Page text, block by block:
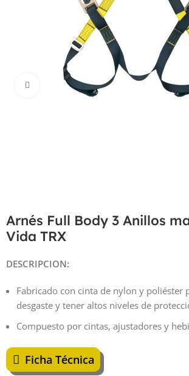
Haga Click para agrandar
Arnés Full Body 3 Anillos
Vida TRX
DESCRIPCION:
Fabricado con cinta de nylon y poliéster
desgaste y tener altos niveles de
Compuesto por cintas, ajustadores y
Ficha Técnica